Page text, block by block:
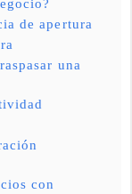
de apertura
una
con